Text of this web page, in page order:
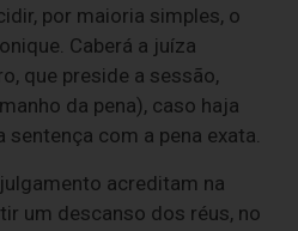
por maioria simples, o
Caberá a juíza
que preside a sessão,
da pena), caso haja
sentença com a pena exata.
acreditam na
um descanso dos réus, no